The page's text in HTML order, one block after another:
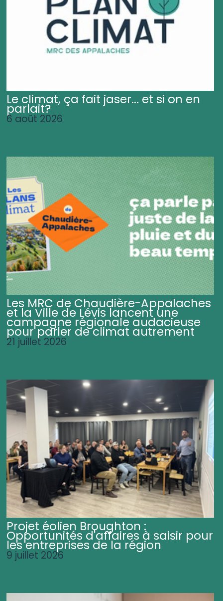
Le climat, ça fait jaser... et si on en
parlait?
6 août 2026
Les MRC de Chaudière-Appalaches
et la Ville de Lévis lancent une
campagne régionale audacieuse
pour parler de climat autrement
21 juillet 2026
Projet éolien Broughton :
Opportunités d'affaires à saisir pour
les entreprises de la région
9 juillet 2026